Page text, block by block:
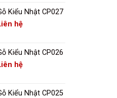
là:
570,000₫.
tại
Kiểu Nhật CP027
hệ
Kiểu Nhật CP026
hệ
Kiểu Nhật CP025